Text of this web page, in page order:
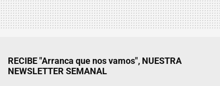
RECIBE "Arranca que nos vamos", NUESTRA
NEWSLETTER SEMANAL